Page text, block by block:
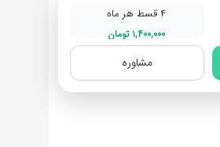
۴ قسط هر ماه
۱,۴۰۰,۰۰۰ تومان
مشاوره